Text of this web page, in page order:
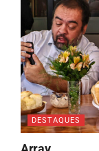
DESTAQUES